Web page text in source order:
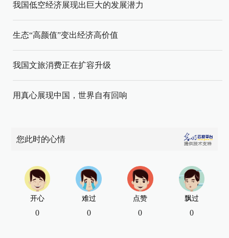
我国低空经济展现出巨大的发展潜力
生态“高颜值”变出经济高价值
我国文旅消费正在扩容升级
用真心展现中国，世界自有回响
您此时的心情
开心
0
难过
0
点赞
0
飘过
0